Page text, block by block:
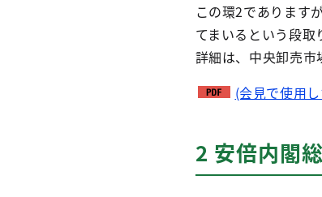
この環2であります
てまいるという段取
詳細は、中央卸売市
(会見で使用
2 安倍内閣